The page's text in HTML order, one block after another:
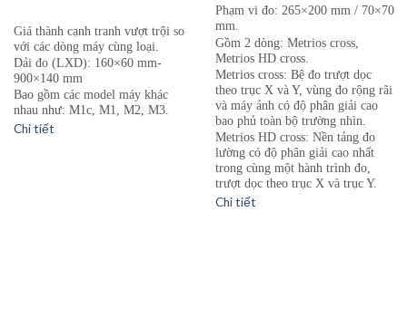
Giá thành cạnh tranh vượt trội so
với các dòng máy cùng loại.
Dải đo (LXD): 160×60 mm-
900×140 mm
Bao gồm các model máy khác
nhau như: M1c, M1, M2, M3.
Chi tiết
Phạm vi đo: 265×200 mm / 70×70
mm.
Gồm 2 dòng: Metrios cross,
Metrios HD cross.
Metrios cross: Bệ đo trượt dọc
theo trục X và Y, vùng đo rộng rãi
và máy ảnh có độ phân giải cao
bao phủ toàn bộ trường nhìn.
Metrios HD cross: Nền tảng đo
lường có độ phân giải cao nhất
trong cùng một hành trình đo,
trượt dọc theo trục X và trục Y.
Chi tiết